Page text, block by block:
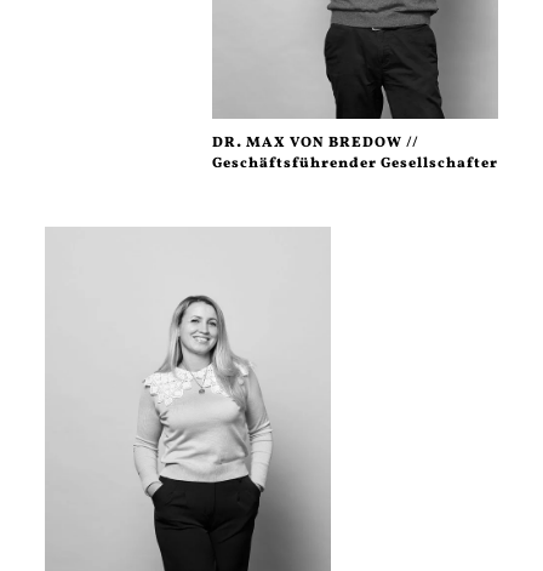
DR. MAX VON BREDOW //
Geschäftsführender Gesellschafter